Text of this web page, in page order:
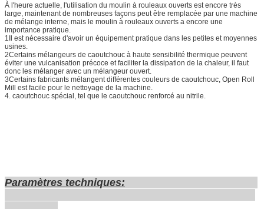
À l'heure actuelle, l'utilisation du moulin à rouleaux ouverts est encore très
large, maintenant de nombreuses façons peut être remplacée par une machine
de mélange interne, mais le moulin à rouleaux ouverts a encore une
importance pratique.
1Il est nécessaire d'avoir un équipement pratique dans les petites et moyennes
usines.
2Certains mélangeurs de caoutchouc à haute sensibilité thermique peuvent
éviter une vulcanisation précoce et faciliter la dissipation de la chaleur, il faut
donc les mélanger avec un mélangeur ouvert.
3Certains fabricants mélangent différentes couleurs de caoutchouc, Open Roll
Mill est facile pour le nettoyage de la machine.
4. caoutchouc spécial, tel que le caoutchouc renforcé au nitrile.
Paramètres techniques: